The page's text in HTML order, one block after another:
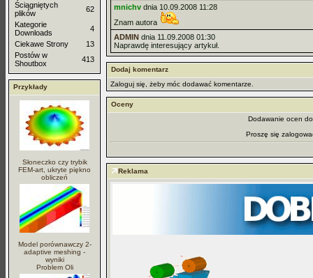
Ściągniętych
plików
62
Kategorie
Downloads
4
Ciekawe Strony
13
Postów w
Shoutbox
413
Przykłady
Słoneczko czy trybik
FEM-art, ukryte piękno
obliczeń
Model porównawczy 2-
adaptive meshing -
wyniki
Problem Oli
mnichv dnia 10.09.2008 11:28
Znam autora
ADMIN dnia 11.09.2008 01:30
Naprawdę interesujący artykuł.
Dodaj komentarz
Zaloguj się, żeby móc dodawać komentarze.
Oceny
Dodawanie ocen
Proszę się
Reklama